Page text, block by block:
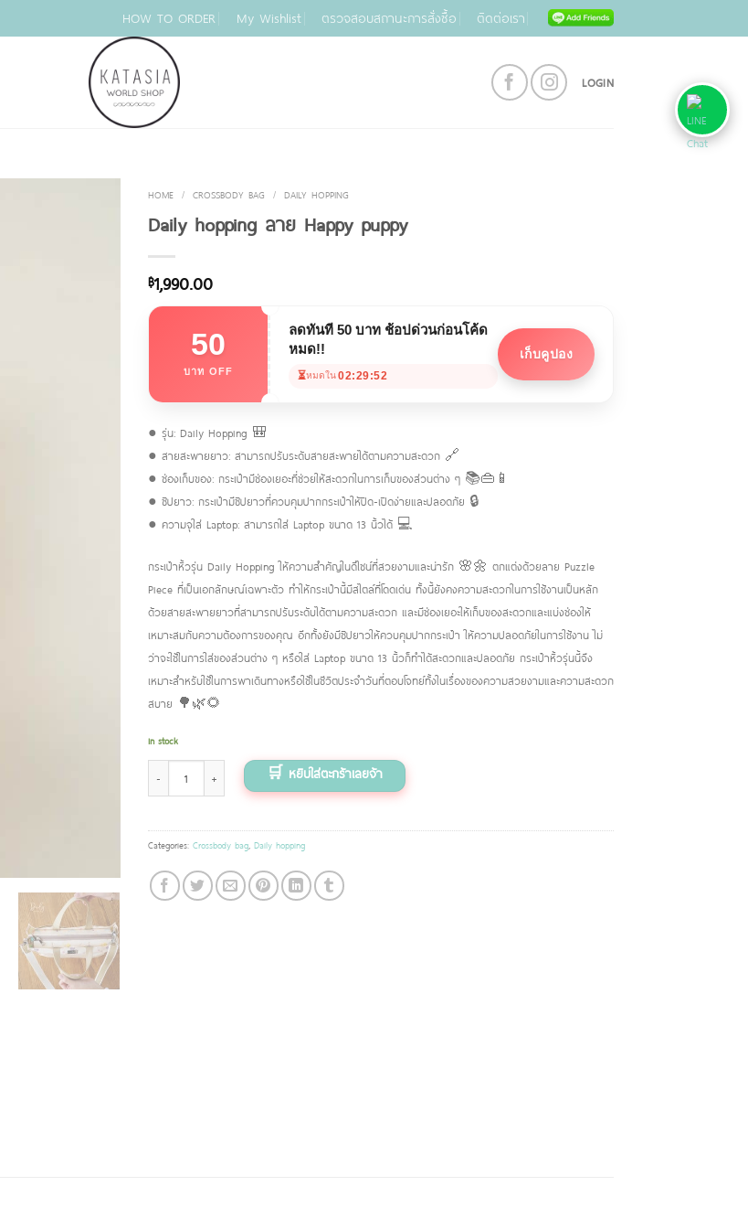
HOW TO ORDER My Wishlist ตรวจสอบสถานะการสั่งซื้อ ติดต่อเรา
LOGIN
HOME / CROSSBODY BAG / DAILY HOPPING
Daily hopping ลาย Happy puppy
฿1,990.00
50
บาท OFF
ลดทันที 50 บาท ช้อปด่วนก่อนโค้ด
หมด!!
⏳หมดใน02:29:51
เก็บคูปอง
● รุ่น: Daily Hopping 🎒
● สายสะพายยาว: สามารถปรับระดับสายสะพายได้ตามความสะดวก 🔗
● ช่องเก็บของ: กระเป๋ามีช่องเยอะที่ช่วยให้สะดวกในการเก็บของส่วนต่าง ๆ 📚👜📱
● ซิปยาว: กระเป๋ามีซิปยาวที่ควบคุมปากกระเป๋าให้ปิด-เปิดง่ายและปลอดภัย 🔒
● ความจุใส่ Laptop: สามารถใส่ Laptop ขนาด 13 นิ้วได้ 💻
กระเป๋าหิ้วรุ่น Daily Hopping ให้ความสำคัญในดีไซน์ที่สวยงามและน่ารัก 🌸🌼 ตกแต่งด้วยลาย Puzzle
Piece ที่เป็นเอกลักษณ์เฉพาะตัว ทำให้กระเป๋านี้มีสไตล์ที่โดดเด่น ทั้งนี้ยังคงความสะดวกในการใช้งานเป็นหลัก
ด้วยสายสะพายยาวที่สามารถปรับระดับได้ตามความสะดวก และมีช่องเยอะให้เก็บของสะดวกและแบ่งช่องให้
เหมาะสมกับความต้องการของคุณ อีกทั้งยังมีซิปยาวให้ควบคุมปากกระเป๋า ให้ความปลอดภัยในการใช้งาน ไม่
ว่าจะใช้ในการใส่ของส่วนต่าง ๆ หรือใส่ Laptop ขนาด 13 นิ้วก็ทำได้สะดวกและปลอดภัย กระเป๋าหิ้วรุ่นนี้จึง
เหมาะสำหรับใช้ในการพาเดินทางหรือใช้ในชีวิตประจำวันที่ตอบโจทย์ทั้งในเรื่องของความสวยงามและความสะดวก
สบาย 🌳🌿🌻
In stock
Daily hopping ลาย Happy puppy quantity
Categories: Crossbody bag, Daily hopping